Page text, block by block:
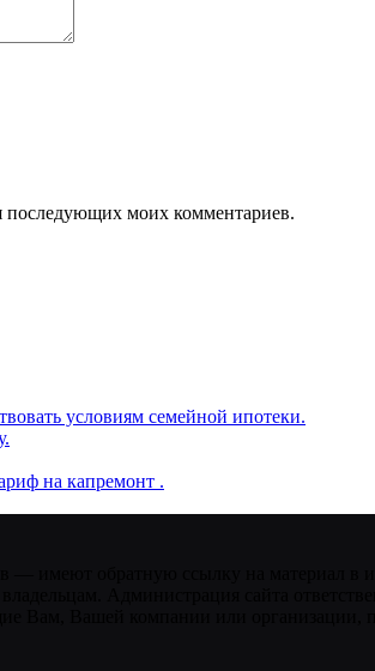
последующих моих комментариев.
условиям семейной ипотеки.
на капремонт .